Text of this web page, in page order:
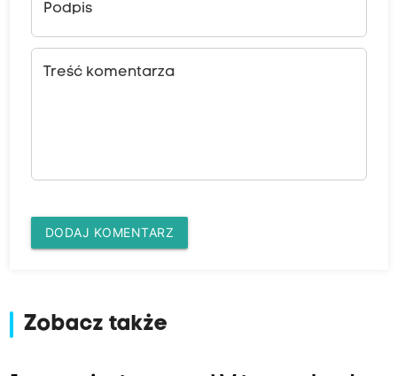
Podpis
Treść komentarza
DODAJ KOMENTARZ
Zobacz także